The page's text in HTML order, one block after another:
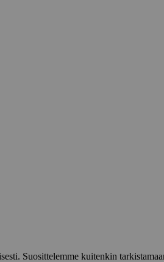
Suosittelemme kuitenkin